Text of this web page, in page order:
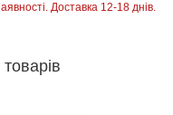
Доставка 12-18 днів.